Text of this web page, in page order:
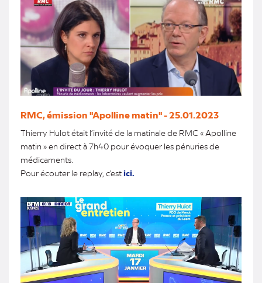
RMC, émission "Apolline matin" - 25.01.2023
Thierry Hulot était l’invité de la matinale de RMC « Apolline
matin » en direct à 7h40 pour évoquer les pénuries de
médicaments.
Pour écouter le replay, c'estici.